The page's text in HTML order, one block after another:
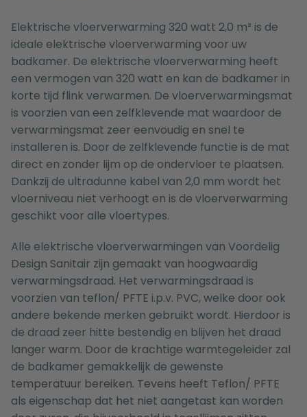
Elektrische vloerverwarming 320 watt 2,0 m² is de
ideale elektrische vloerverwarming voor uw
badkamer. De elektrische vloerverwarming heeft
een vermogen van 320 watt en kan de badkamer in
korte tijd flink verwarmen. De vloerverwarmingsmat
is voorzien van een zelfklevende mat waardoor de
verwarmingsmat zeer eenvoudig en snel te
installeren is. Door de zelfklevende functie is de mat
direct en zonder lijm op de ondervloer te plaatsen.
Dankzij de ultradunne kabel van 2,0 mm wordt het
vloerniveau niet verhoogt en is de vloerverwarming
geschikt voor alle vloertypes.
Alle elektrische vloerverwarmingen van Voordelig
Design Sanitair zijn gemaakt van hoogwaardig
verwarmingsdraad. Het verwarmingsdraad is
voorzien van teflon/ PFTE i.p.v. PVC, welke door ook
andere bekende merken gebruikt wordt. Hierdoor is
de draad zeer hitte bestendig en blijven het draad
langer warm. Door de krachtige warmtegeleider zal
de badkamer gemakkelijk de gewenste
temperatuur bereiken. Tevens heeft Teflon/ PFTE
als eigenschap dat het niet aangetast kan worden